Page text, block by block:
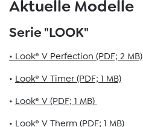
Aktuelle Modelle
Serie "LOOK"
• Look® V Perfection (PDF; 2 MB)
• Look® V Timer (PDF; 1 MB)
• Look® V (PDF; 1 MB)
• Look® V Therm (PDF; 1 MB)